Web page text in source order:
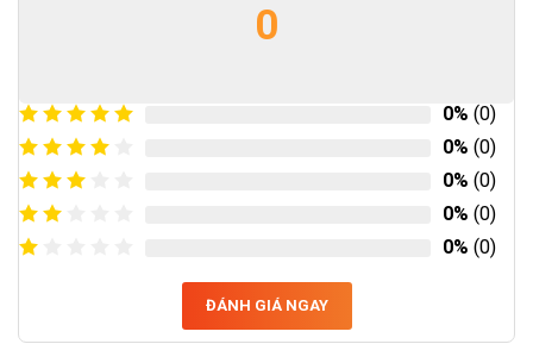
0
0% (0)
0% (0)
0% (0)
0% (0)
0% (0)
ĐÁNH GIÁ NGAY